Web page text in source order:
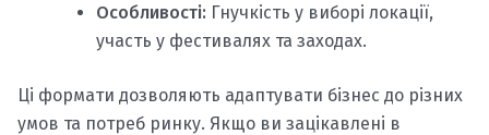
Особливості: Гнучкість у виборі локації,
участь у фестивалях та заходах.​
Ці формати дозволяють адаптувати бізнес до різних
умов та потреб ринку. Якщо ви зацікавлені в